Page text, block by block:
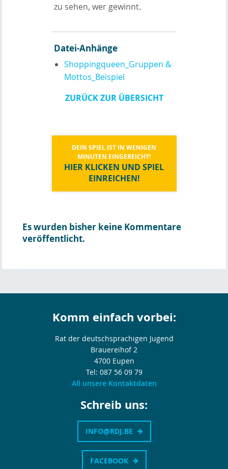
zu sehen, wer gewinnt.
Datei-Anhänge
Shoppingqueen_Gruppen &
Mottos_Beispiel
ZURÜCK ZUR ÜBERSICHT
DEIN SPIEL IST IN WENIGEN
MINUTEN EINGEREICHT!
HIER KLICKEN UND SPIEL
EINREICHEN!
Es wurden bisher keine Kommentare
veröffentlicht.
Komm einfach vorbei:
Rat der deutschsprachigen Jugend
Brauereihof 2
4700 Eupen
Tel: 087 56 09 79
All unsere Kontaktdaten
Schreib uns:
INFO@RDJ.BE
FACEBOOK